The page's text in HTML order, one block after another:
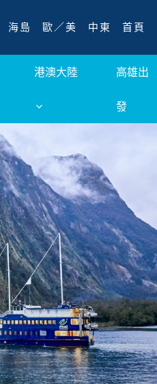
海島 歐／美 中東 首頁
港澳大陸 高雄出
發